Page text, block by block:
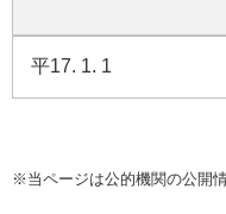
平17. 1. 1
※当ページは公的機関の公開